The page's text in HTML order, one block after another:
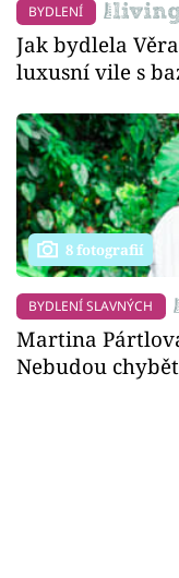
BYDLENÍ
Jak bydlela
luxusní vile s
8 fotografií
BYDLENÍ SLAVNÝCH
Martina
Nebudou